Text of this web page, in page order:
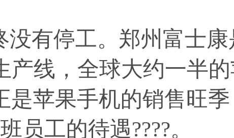
停工。郑州富士康
产线，全球大约一半
是苹果手机的销售旺
员工的待遇????。